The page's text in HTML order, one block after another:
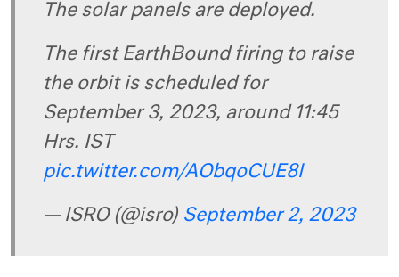
The solar panels are deployed.
The first EarthBound firing to raise
the orbit is scheduled for
September 3, 2023, around 11:45
Hrs. IST
pic.twitter.com/AObqoCUE8I
— ISRO (@isro) September 2, 2023